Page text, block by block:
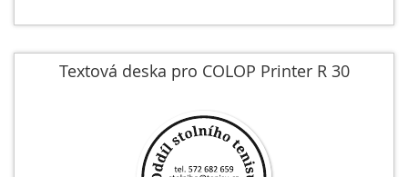
Textová deska pro COLOP Printer R 30